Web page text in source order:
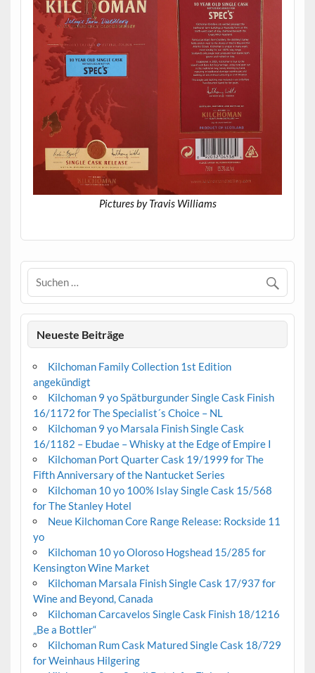
Pictures by Travis Williams
Neueste Beiträge
Kilchoman Family Collection 1st Edition
angekündigt
Kilchoman 9 yo Spätburgunder Single Cask Finish
16/1172 for The Specialist´s Choice – NL
Kilchoman 9 yo Marsala Finish Single Cask
16/1182 – Ebudae – Whisky at the Edge of Empire I
Kilchoman Port Quarter Cask 19/1999 for The
Fifth Anniversary of the Nantucket Series
Kilchoman 10 yo 100% Islay Single Cask 15/568
for The Stanley Hotel
Neue Kilchoman Core Range Release: Rockside 11
yo
Kilchoman 10 yo Oloroso Hogshead 15/285 for
Kensington Wine Market
Kilchoman Marsala Finish Single Cask 17/937 for
Wine and Beyond, Canada
Kilchoman Carcavelos Single Cask Finish 18/1216
„Be a Bottler“
Kilchoman Rum Cask Matured Single Cask 18/729
for Weinhaus Hilgering